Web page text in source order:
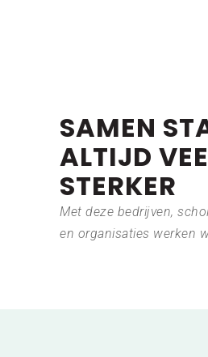
SAMEN
ALTIJD
STERKER
Met deze bedrijven,
en organisaties werken